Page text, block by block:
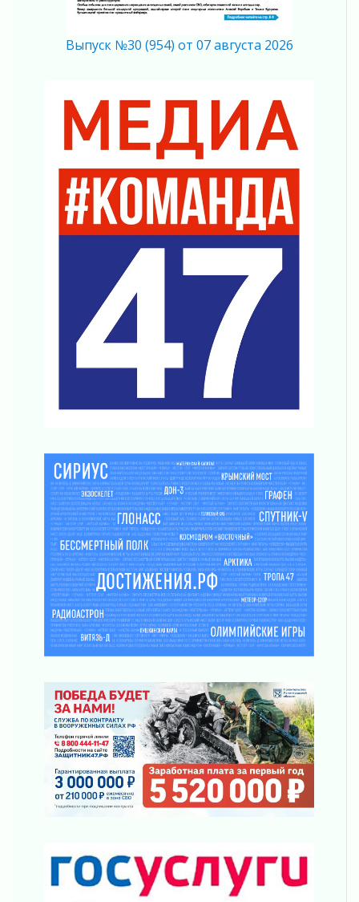
04 августа 2026
04 августа 2026
Никакого принуждения, только письменное
согласие
04 августа 2026
Без риска для здоровья и кошелька
04 августа 2026
Важная информация
04 августа 2026
Что делать со сбережениями
Награды нашли строителей
03 августа 2026
Ленобласть повышает производительность
труда в ЖКХ
Поддержка волонтерских объединений
Ладожский мост полностью закроют на два
Музеи Ленобласти обновляют пространства
03 августа 2026
Новая площадка: 2027
03 августа 2026
Часть медиков в Ленобласти сможет
рассчитывать на доплату от региона
03 августа 2026
За сутки в Ленинградской области
ликвидировали 10 пожаров
03 августа 2026
Клюква наливается, но в корзинку пока не
03 августа 2026
Строительные компании Ленобласти
подняли зарплаты почти на 40% за год
03 августа 2026
Шесть новых жизней в честь дня рождения
Ленинградской области
03 августа 2026
Ленобласть отмечает День Воздушно-
десантных войск
02 августа 2026
Выпуск №30 (954) от 07 августа 2026